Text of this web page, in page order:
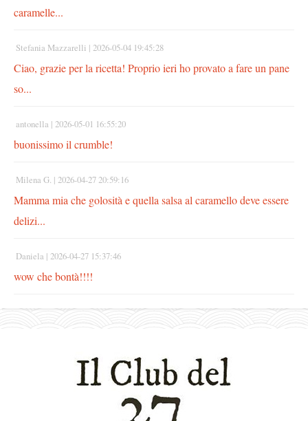
caramelle...
Stefania Mazzarelli | 2026-05-04 19:45:28
Ciao, grazie per la ricetta! Proprio ieri ho provato a fare un pane
so...
antonella | 2026-05-01 16:55:20
buonissimo il crumble!
Milena G. | 2026-04-27 20:59:16
Mamma mia che golosità e quella salsa al caramello deve essere
delizi...
Daniela | 2026-04-27 15:37:46
wow che bontà!!!!